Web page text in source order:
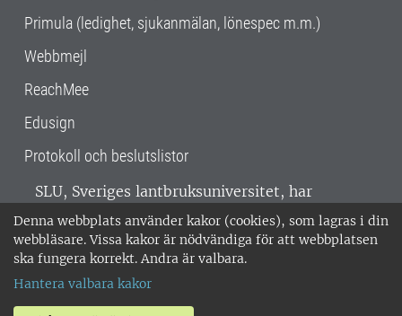
Denna webbplats använder kakor (cookies), som lagras i din
webbläsare. Vissa kakor är nödvändiga för att webbplatsen
ska fungera korrekt. Andra är valbara.
Hantera valbara kakor
Primula (ledighet, sjukanmälan, lönespec m.m.)
Webbmejl
ReachMee
Edusign
Protokoll och beslutslistor
SLU, Sveriges lantbruksuniversitet, har
verksamhet över hela Sverige. Huvudorter är
Alnarp, Uppsala och Umeå.SLU är
miljöcertifierat enligt ISO 14001. •
018-67 10 00 • Org nr: 202100-2817 •